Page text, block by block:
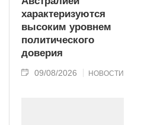
характеризуются
высоким уровнем
политического
доверия
09/08/2026 НОВОСТИ